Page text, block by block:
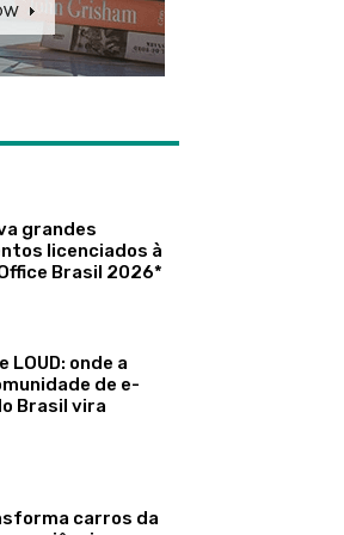
grandes
licenciados à
Brasil 2026*
LOUD: onde a
de e-
Brasil vira
carros da